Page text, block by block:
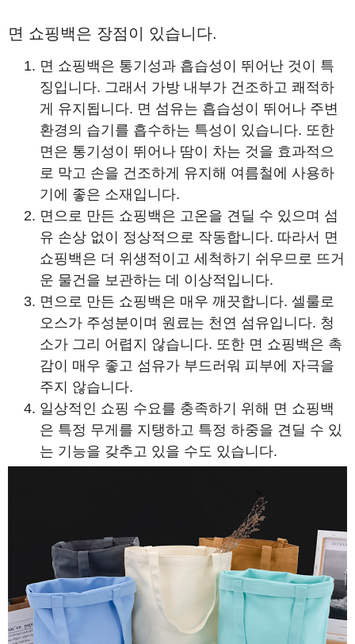
면 쇼핑백은 장점이 있습니다.
면 쇼핑백은 통기성과 흡습성이 뛰어난 것이 특
징입니다. 그래서 가방 내부가 건조하고 쾌적하
게 유지됩니다. 면 섬유는 흡습성이 뛰어나 주변
환경의 습기를 흡수하는 특성이 있습니다. 또한
면은 통기성이 뛰어나 땀이 차는 것을 효과적으
로 막고 손을 건조하게 유지해 여름철에 사용하
기에 좋은 소재입니다.
면으로 만든 쇼핑백은 고온을 견딜 수 있으며 섬
유 손상 없이 정상적으로 작동합니다. 따라서 면
쇼핑백은 더 위생적이고 세척하기 쉬우므로 뜨거
운 물건을 보관하는 데 이상적입니다.
면으로 만든 쇼핑백은 매우 깨끗합니다. 셀룰로
오스가 주성분이며 원료는 천연 섬유입니다. 청
소가 그리 어렵지 않습니다. 또한 면 쇼핑백은 촉
감이 매우 좋고 섬유가 부드러워 피부에 자극을
주지 않습니다.
일상적인 쇼핑 수요를 충족하기 위해 면 쇼핑백
은 특정 무게를 지탱하고 특정 하중을 견딜 수 있
는 기능을 갖추고 있을 수도 있습니다.